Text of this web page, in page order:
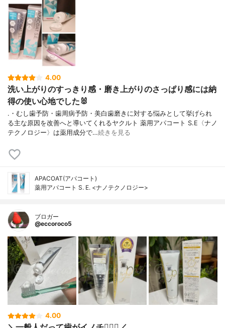
4.00
洗い上がりのすっきり感・磨き上がりのさっぱり感には納
得の使い心地でした🐰
.・むし歯予防・歯周病予防・美白歯磨きに対する悩みとして挙げられ
る主な原因を改善へと導いてくれるヤクルト 薬用アパコート S.E〈ナノ
テクノロジー〉は薬用成分で…続きを見る
APACOAT(アパコート)
薬用アパコート S. E. <ナノテクノロジー>
ブロガー
@eccoroco5
4.00